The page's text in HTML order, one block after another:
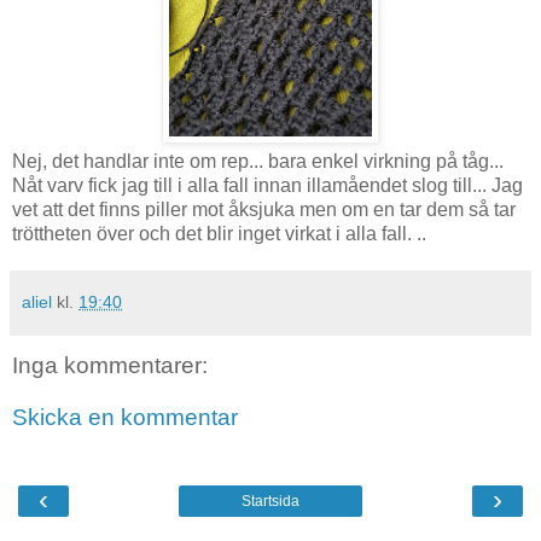
Nej, det handlar inte om rep... bara enkel virkning på tåg...
Nåt varv fick jag till i alla fall innan illamåendet slog till... Jag
vet att det finns piller mot åksjuka men om en tar dem så tar
tröttheten över och det blir inget virkat i alla fall. ..
aliel kl. 19:40
Inga kommentarer:
Skicka en kommentar
‹ ›
Startsida